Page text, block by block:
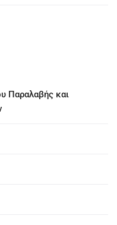
Παραλαβής και